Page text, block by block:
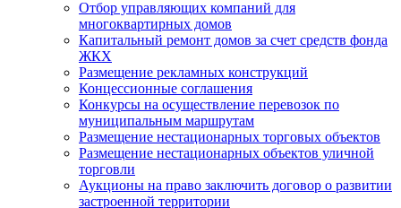
Отбор управляющих компаний для
многоквартирных домов
Капитальный ремонт домов за счет средств фонда
ЖКХ
Размещение рекламных конструкций
Концессионные соглашения
Конкурсы на осуществление перевозок по
муниципальным маршрутам
Размещение нестационарных торговых объектов
Размещение нестационарных объектов уличной
торговли
Аукционы на право заключить договор о развитии
застроенной территории